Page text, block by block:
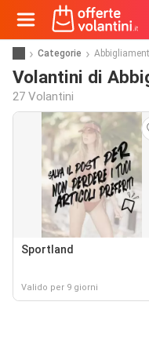
Categorie
Volantini di
27 Volantini
Sportland
Valido per 9 giorni